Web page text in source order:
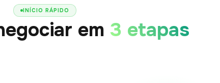
INÍCIO RÁPIDO
em 3 etapas